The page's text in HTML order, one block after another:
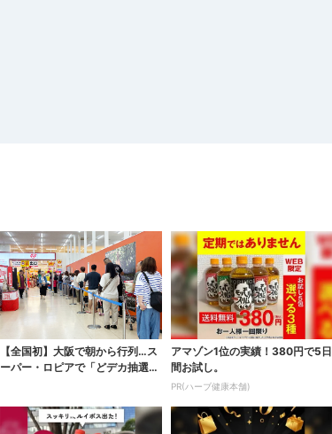
【全国初】大阪で朝から行列…ス
ーパー・ロピアで「どデカ抽選
アマゾン1位の実績！380円で5日
間お試し。
PR(ハーブ健康本舗)